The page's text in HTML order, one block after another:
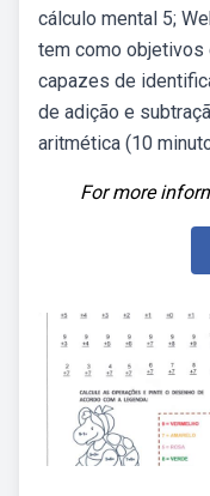
cálculo mental 5;
tem como
capazes de
de adição e
aritmética (10
For more